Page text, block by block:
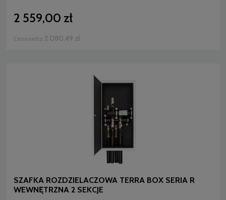
2 559,00 zł
Cena netto: 2 080,49 zł
SZAFKA ROZDZIELACZOWA TERRA BOX SERIA R
WEWNĘTRZNA 2 SEKCJE